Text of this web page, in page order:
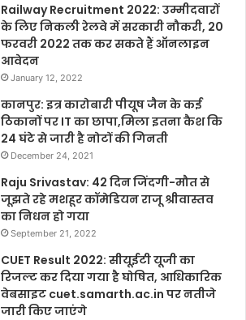
Railway Recruitment 2022: उम्मीदवारों
के लिए निकली रेलवे में सरकारी नौकरी, 20
फरवरी 2022 तक कर सकते हैं ऑनलाइन
आवेदन
January 12, 2022
कानपुर: इत्र कारोबारी पीयूष जैन के कई
ठिकानों पर IT का छापा,मिला इतना कैश कि
24 घंटे से जारी है नोटों की गिनती
December 24, 2021
Raju Srivastav: 42 दिन जिंदगी-मौत से
जूझते रहे मशहूर कॉमेडियन राजू श्रीवास्तव
का निधन हो गया
September 21, 2022
CUET Result 2022: सीयूईटी यूजी का
रिजल्ट कर दिया गया है घोषित, आधिकारिक
वेबसाइट cuet.samarth.ac.in पर नतीजे
जारी किए जाएंगे